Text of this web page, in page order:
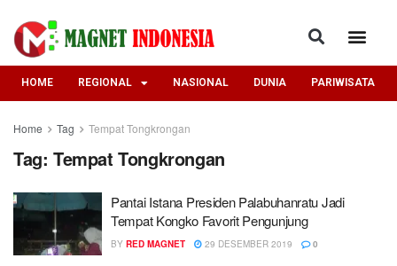
HOME REGIONAL NASIONAL DUNIA PARIWISATA
Home Tag Tempat Tongkrongan
Tag: Tempat Tongkrongan
Pantai Istana Presiden Palabuhanratu Jadi
Tempat Kongko Favorit Pengunjung
BY RED MAGNET 29 DESEMBER 2019 0